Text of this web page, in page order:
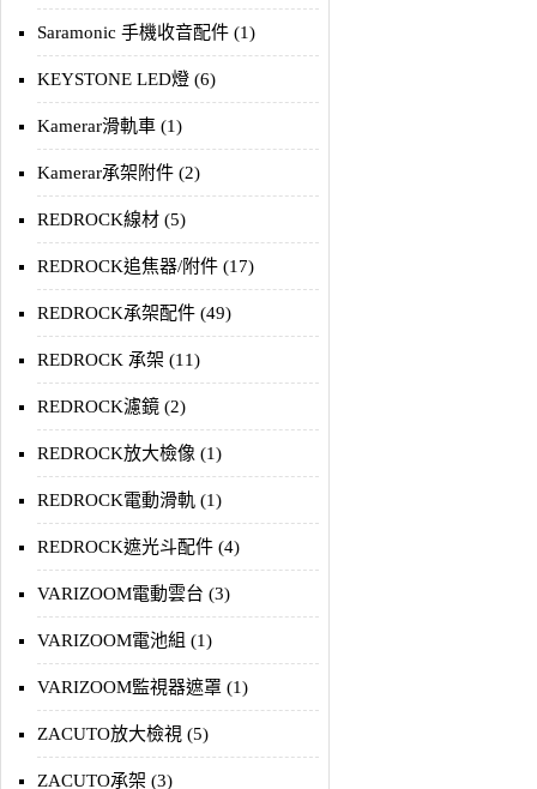
Saramonic 手機收音配件 (1)
KEYSTONE LED燈 (6)
Kamerar滑軌車 (1)
Kamerar承架附件 (2)
REDROCK線材 (5)
REDROCK追焦器/附件 (17)
REDROCK承架配件 (49)
REDROCK 承架 (11)
REDROCK濾鏡 (2)
REDROCK放大檢像 (1)
REDROCK電動滑軌 (1)
REDROCK遮光斗配件 (4)
VARIZOOM電動雲台 (3)
VARIZOOM電池組 (1)
VARIZOOM監視器遮罩 (1)
ZACUTO放大檢視 (5)
ZACUTO承架 (3)